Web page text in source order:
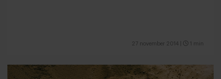
27 november 2014 1 min